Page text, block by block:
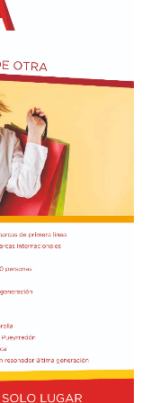
mecanismo de
8.º de la Ley
evitará que la
quede
tributos o tasas
el registro y
al pago de
solo convierte la
explicó
de un
para iniciar,
duplicado del